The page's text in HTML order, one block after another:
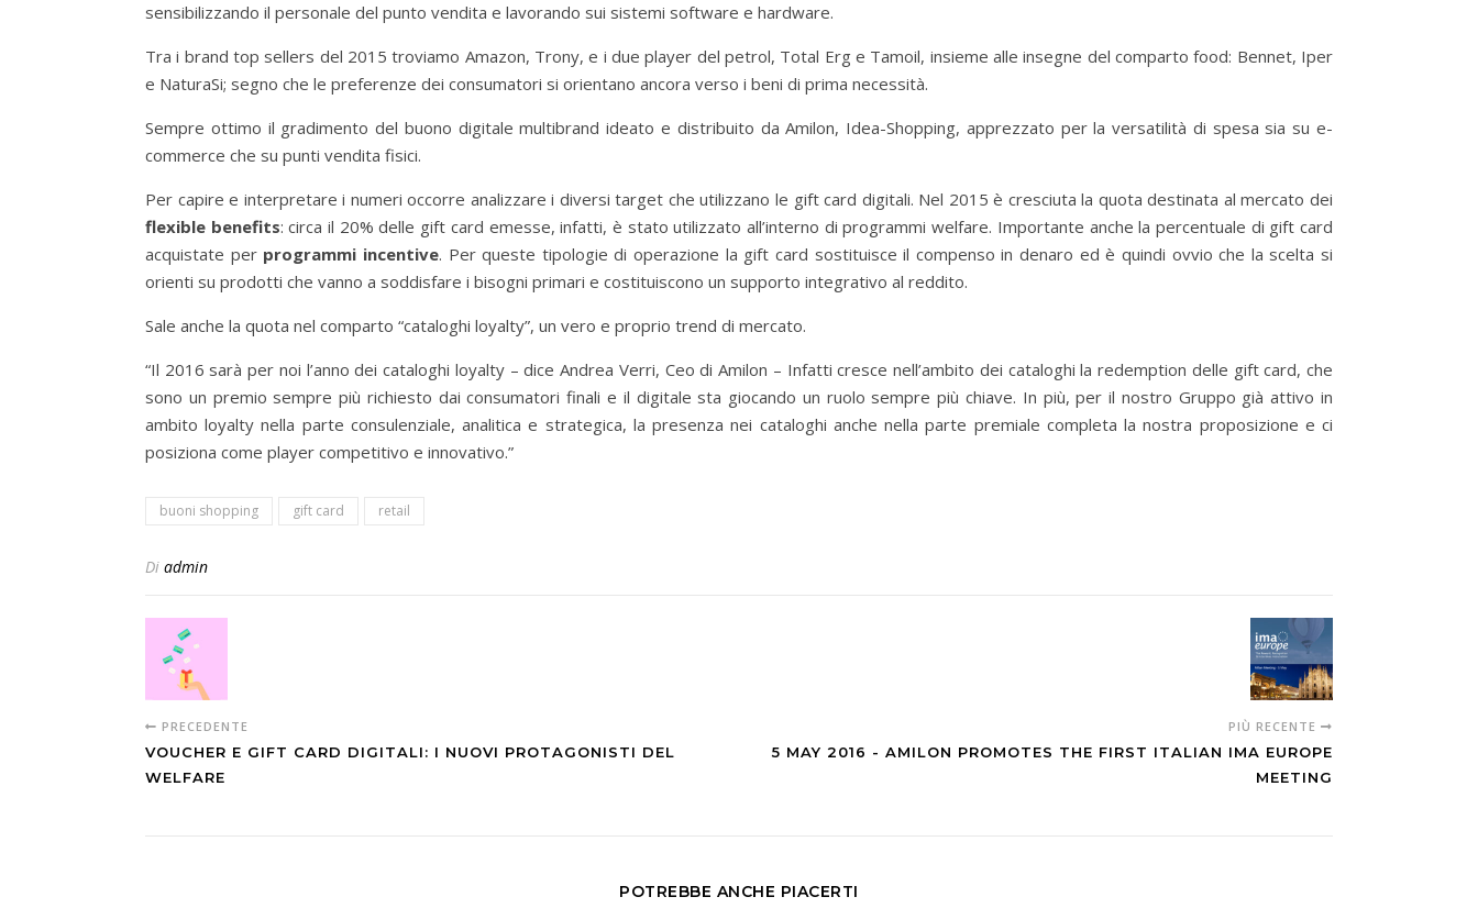
sensibilizzando il personale del punto vendita e lavorando sui sistemi software e hardware.
Tra i brand top sellers del 2015 troviamo Amazon, Trony, e i due player del petrol, Total Erg e Tamoil, insieme alle insegne del comparto food: Bennet, Iper
e NaturaSi; segno che le preferenze dei consumatori si orientano ancora verso i beni di prima necessità.
Sempre ottimo il gradimento del buono digitale multibrand ideato e distribuito da Amilon, Idea-Shopping, apprezzato per la versatilità di spesa sia su e-
commerce che su punti vendita fisici.
Per capire e interpretare i numeri occorre analizzare i diversi target che utilizzano le gift card digitali. Nel 2015 è cresciuta la quota destinata al mercato dei
flexible benefits: circa il 20% delle gift card emesse, infatti, è stato utilizzato all’interno di programmi welfare. Importante anche la percentuale di gift card
acquistate per programmi incentive. Per queste tipologie di operazione la gift card sostituisce il compenso in denaro ed è quindi ovvio che la scelta si
orienti su prodotti che vanno a soddisfare i bisogni primari e costituiscono un supporto integrativo al reddito.
Sale anche la quota nel comparto “cataloghi loyalty”, un vero e proprio trend di mercato.
“Il 2016 sarà per noi l’anno dei cataloghi loyalty – dice Andrea Verri, Ceo di Amilon – Infatti cresce nell’ambito dei cataloghi la redemption delle gift card, che
sono un premio sempre più richiesto dai consumatori finali e il digitale sta giocando un ruolo sempre più chiave. In più, per il nostro Gruppo già attivo in
ambito loyalty nella parte consulenziale, analitica e strategica, la presenza nei cataloghi anche nella parte premiale completa la nostra proposizione e ci
posiziona come player competitivo e innovativo.”
buoni shopping gift card retail
Di admin
PRECEDENTE
VOUCHER E GIFT CARD DIGITALI: I NUOVI PROTAGONISTI DEL
WELFARE
PIÙ RECENTE
5 MAY 2016 - AMILON PROMOTES THE FIRST ITALIAN IMA EUROPE
MEETING
POTREBBE ANCHE PIACERTI